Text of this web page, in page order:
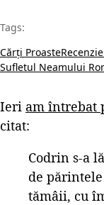
Tags:
Cărți ProasteRecenzie
Sufletul Neamului
Ieri am întrebat
citat:
Codrin s-a
de
tămâii, cu